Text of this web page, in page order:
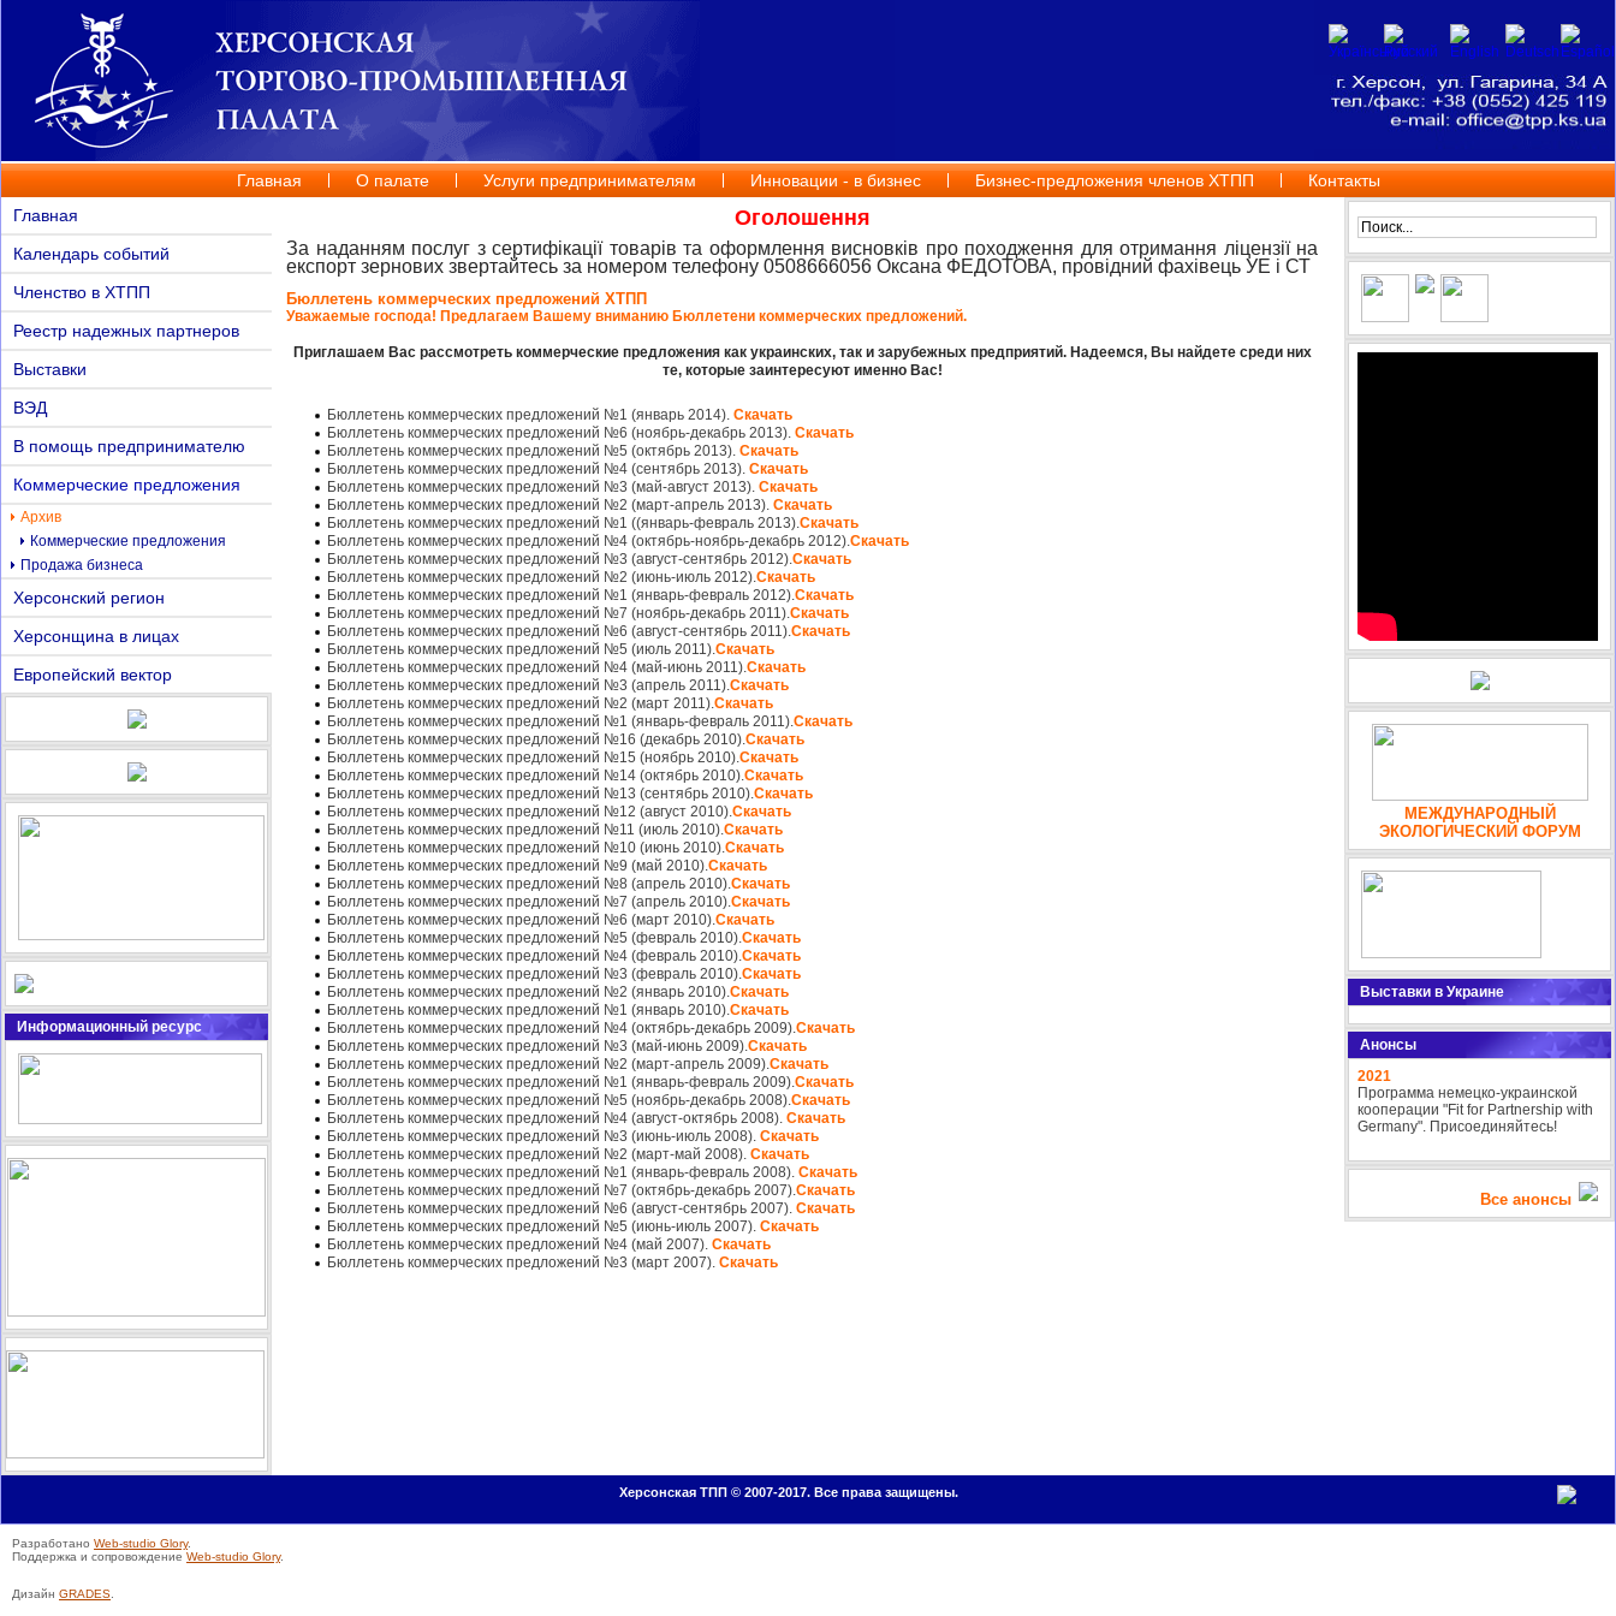
Главная О палате Услуги предпринимателям Инновации - в бизнес Бизнес-предложения членов ХТПП
Контакты
Главная
Календарь событий
Членство в ХТПП
Реестр надежных партнеров
Выставки
ВЭД
В помощь предпринимателю
Коммерческие предложения
Архив
Коммерческие предложения
Продажа бизнеса
Херсонский регион
Херсонщина в лицах
Европейский вектор
Информационный ресурс
Оголошення
За наданням послуг з сертифікації товарів та оформлення висновків про походження для отримання ліцензії на
експорт зернових звертайтесь за номером телефону 0508666056 Оксана ФЕДОТОВА, провідний фахівець УЕ і СТ
Бюллетень коммерческих предложений ХТПП
Уважаемые господа! Предлагаем Вашему вниманию Бюллетени коммерческих предложений.
Приглашаем Вас рассмотреть коммерческие предложения как украинских, так и зарубежных предприятий. Надеемся, Вы найдете среди них
те, которые заинтересуют именно Вас!
Бюллетень коммерческих предложений №1 (январь 2014). Скачать
Бюллетень коммерческих предложений №6 (ноябрь-декабрь 2013). Скачать
Бюллетень коммерческих предложений №5 (октябрь 2013). Скачать
Бюллетень коммерческих предложений №4 (сентябрь 2013). Скачать
Бюллетень коммерческих предложений №3 (май-август 2013). Скачать
Бюллетень коммерческих предложений №2 (март-апрель 2013). Скачать
Бюллетень коммерческих предложений №1 ((январь-февраль 2013).Скачать
Бюллетень коммерческих предложений №4 (октябрь-ноябрь-декабрь 2012).Скачать
Бюллетень коммерческих предложений №3 (август-сентябрь 2012).Скачать
Бюллетень коммерческих предложений №2 (июнь-июль 2012).Скачать
Бюллетень коммерческих предложений №1 (январь-февраль 2012).Скачать
Бюллетень коммерческих предложений №7 (ноябрь-декабрь 2011).Скачать
Бюллетень коммерческих предложений №6 (август-сентябрь 2011).Скачать
Бюллетень коммерческих предложений №5 (июль 2011).Скачать
Бюллетень коммерческих предложений №4 (май-июнь 2011).Скачать
Бюллетень коммерческих предложений №3 (апрель 2011).Скачать
Бюллетень коммерческих предложений №2 (март 2011).Скачать
Бюллетень коммерческих предложений №1 (январь-февраль 2011).Скачать
Бюллетень коммерческих предложений №16 (декабрь 2010).Скачать
Бюллетень коммерческих предложений №15 (ноябрь 2010).Скачать
Бюллетень коммерческих предложений №14 (октябрь 2010).Скачать
Бюллетень коммерческих предложений №13 (сентябрь 2010).Скачать
Бюллетень коммерческих предложений №12 (август 2010).Скачать
Бюллетень коммерческих предложений №11 (июль 2010).Скачать
Бюллетень коммерческих предложений №10 (июнь 2010).Скачать
Бюллетень коммерческих предложений №9 (май 2010).Скачать
Бюллетень коммерческих предложений №8 (апрель 2010).Скачать
Бюллетень коммерческих предложений №7 (апрель 2010).Скачать
Бюллетень коммерческих предложений №6 (март 2010).Скачать
Бюллетень коммерческих предложений №5 (февраль 2010).Скачать
Бюллетень коммерческих предложений №4 (февраль 2010).Скачать
Бюллетень коммерческих предложений №3 (февраль 2010).Скачать
Бюллетень коммерческих предложений №2 (январь 2010).Скачать
Бюллетень коммерческих предложений №1 (январь 2010).Скачать
Бюллетень коммерческих предложений №4 (октябрь-декабрь 2009).Скачать
Бюллетень коммерческих предложений №3 (май-июнь 2009).Скачать
Бюллетень коммерческих предложений №2 (март-апрель 2009).Скачать
Бюллетень коммерческих предложений №1 (январь-февраль 2009).Скачать
Бюллетень коммерческих предложений №5 (ноябрь-декабрь 2008).Скачать
Бюллетень коммерческих предложений №4 (август-октябрь 2008). Скачать
Бюллетень коммерческих предложений №3 (июнь-июль 2008). Скачать
Бюллетень коммерческих предложений №2 (март-май 2008). Скачать
Бюллетень коммерческих предложений №1 (январь-февраль 2008). Скачать
Бюллетень коммерческих предложений №7 (октябрь-декабрь 2007).Скачать
Бюллетень коммерческих предложений №6 (август-сентябрь 2007). Скачать
Бюллетень коммерческих предложений №5 (июнь-июль 2007). Скачать
Бюллетень коммерческих предложений №4 (май 2007). Скачать
Бюллетень коммерческих предложений №3 (март 2007). Скачать
МЕЖДУНАРОДНЫЙ
ЭКОЛОГИЧЕСКИЙ ФОРУМ
Выставки в Украине
Анонсы
2021
Программа немецко-украинской
кооперации "Fit for Partnership with
Germany". Присоединяйтесь!
Все анонсы
Херсонская ТПП © 2007-2017. Все права защищены.
Разработано Web-studio Glory.
Поддержка и сопровождение Web-studio Glory.
Дизайн GRADES